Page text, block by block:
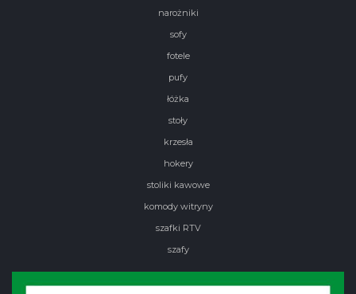
narożniki
sofy
fotele
pufy
łóżka
stoły
krzesła
hokery
stoliki kawowe
komody witryny
szafki RTV
szafy